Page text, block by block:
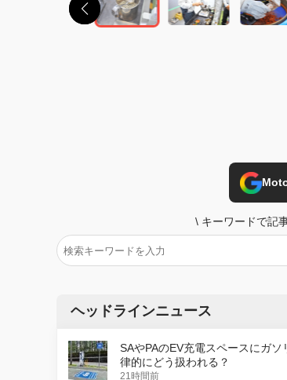
\ キーワードで記
ヘッドラインニュース
SAやPAのEV充電スペースにガ
律的にどう扱われる？
21時間前